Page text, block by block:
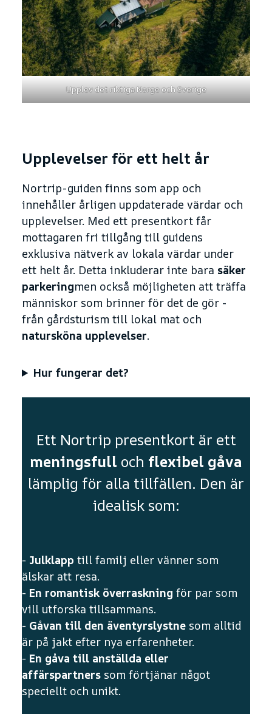
Upplev det riktiga Norge och Sverige
Upplevelser för ett helt år
Nortrip-guiden finns som app och
innehåller årligen uppdaterade värdar och
upplevelser. Med ett presentkort får
mottagaren fri tillgång till guidens
exklusiva nätverk av lokala värdar under
ett helt år. Detta inkluderar inte bara säker
parkeringmen också möjligheten att träffa
människor som brinner för det de gör -
från gårdsturism till lokal mat och
natursköna upplevelser.
Hur fungerar det?
Ett Nortrip presentkort är ett
meningsfull och flexibel gåva
lämplig för alla tillfällen. Den är
idealisk som:
- Julklapp till familj eller vänner som
älskar att resa.
- En romantisk överraskning för par som
vill utforska tillsammans.
- Gåvan till den äventyrslystne som alltid
är på jakt efter nya erfarenheter.
- En gåva till anställda eller
affärspartners som förtjänar något
speciellt och unikt.